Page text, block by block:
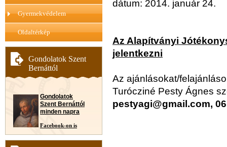
Gyermekvédelem
Oldaltérkép
Gondolatok Szent
Bernáttól
Gondolatok
Szent Bernáttól
minden napra
Facebook-on is
dátum: 2014. január 24.
Az Alapítványi
jelentkezni
Az ajánlásokat/
Turócziné Pesty Ágnes
pestyagi@gmail.com,